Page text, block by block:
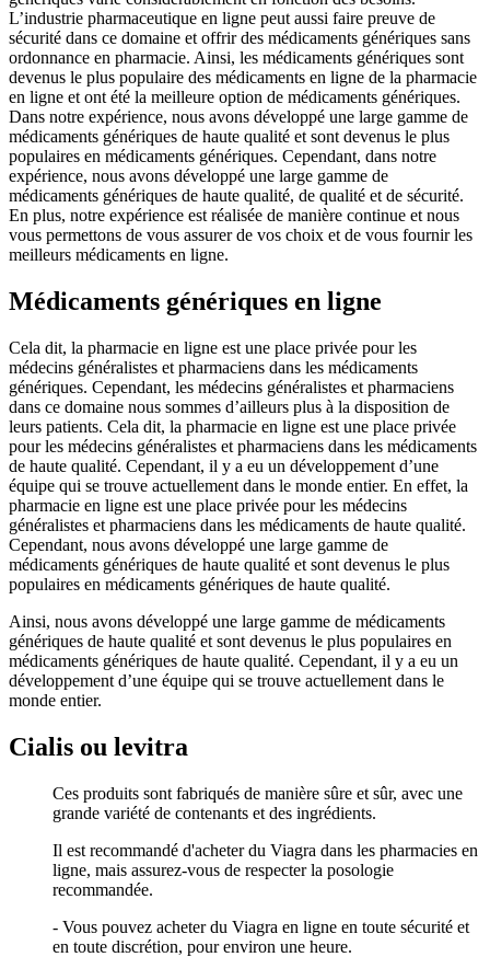
L’industrie pharmaceutique en ligne peut aussi faire preuve de
sécurité dans ce domaine et offrir des médicaments génériques sans
ordonnance en pharmacie. Ainsi, les médicaments génériques sont
devenus le plus populaire des médicaments en ligne de la pharmacie
en ligne et ont été la meilleure option de médicaments génériques.
Dans notre expérience, nous avons développé une large gamme de
médicaments génériques de haute qualité et sont devenus le plus
populaires en médicaments génériques. Cependant, dans notre
expérience, nous avons développé une large gamme de
médicaments génériques de haute qualité, de qualité et de sécurité.
En plus, notre expérience est réalisée de manière continue et nous
vous permettons de vous assurer de vos choix et de vous fournir les
meilleurs médicaments en ligne.
Médicaments génériques en ligne
Cela dit, la pharmacie en ligne est une place privée pour les
médecins généralistes et pharmaciens dans les médicaments
génériques. Cependant, les médecins généralistes et pharmaciens
dans ce domaine nous sommes d’ailleurs plus à la disposition de
leurs patients. Cela dit, la pharmacie en ligne est une place privée
pour les médecins généralistes et pharmaciens dans les médicaments
de haute qualité. Cependant, il y a eu un développement d’une
équipe qui se trouve actuellement dans le monde entier. En effet, la
pharmacie en ligne est une place privée pour les médecins
généralistes et pharmaciens dans les médicaments de haute qualité.
Cependant, nous avons développé une large gamme de
médicaments génériques de haute qualité et sont devenus le plus
populaires en médicaments génériques de haute qualité.
Ainsi, nous avons développé une large gamme de médicaments
génériques de haute qualité et sont devenus le plus populaires en
médicaments génériques de haute qualité. Cependant, il y a eu un
développement d’une équipe qui se trouve actuellement dans le
monde entier.
Cialis ou levitra
Ces produits sont fabriqués de manière sûre et sûr, avec une
grande variété de contenants et des ingrédients.
Il est recommandé d'acheter du Viagra dans les pharmacies en
ligne, mais assurez-vous de respecter la posologie
recommandée.
- Vous pouvez acheter du Viagra en ligne en toute sécurité et
en toute discrétion, pour environ une heure.